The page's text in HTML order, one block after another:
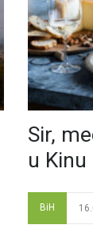
Sir,
u Kinu
BiH